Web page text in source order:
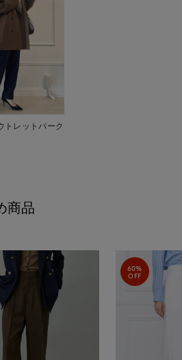
トレットパーク
商品
60%
OFF